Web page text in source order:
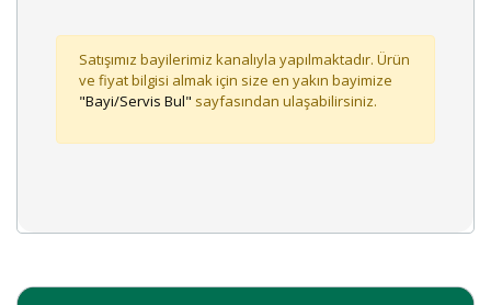
Satışımız bayilerimiz kanalıyla yapılmaktadır. Ürün
ve fiyat bilgisi almak için size en yakın bayimize
"Bayi/Servis Bul" sayfasından ulaşabilirsiniz.